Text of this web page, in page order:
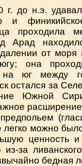
до н.э.
и
проходила
Арад
от моря
она
на юг между
остался за
Южной
легко можно
ценность
за
бедная